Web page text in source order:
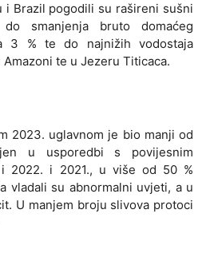
i Brazil pogodili su rašireni sušni
smanjenja bruto domaćeg
3 % te do najnižih vodostaja
te u Jezeru Titicaca.
2023. uglavnom je bio manji od
u usporedbi s povijesnim
i 2022. i 2021., u više od 50 %
vladali su abnormalni uvjeti, a u
U manjem broju slivova protoci